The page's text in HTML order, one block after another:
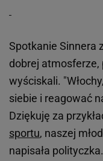
Spotkanie Sinnera
dobrej atmosferze,
wyściskali.
siebie i reagować
Dziękuję za
sportu, naszej
napisała